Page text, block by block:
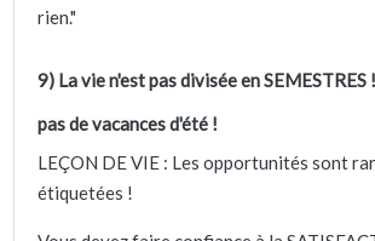
rien."
9) La vie n'est pas divisée en SEMESTRES
pas de vacances d'été !
LEÇON DE VIE : Les opportunités sont
étiquetées !